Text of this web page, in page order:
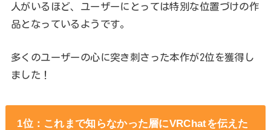
人がいるほど、ユーザーにとっては特別な位置づけの作
品となっているようです。
多くのユーザーの心に突き刺さった本作が2位を獲得し
ました！
1位：これまで知らなかった層にVRChatを伝えた